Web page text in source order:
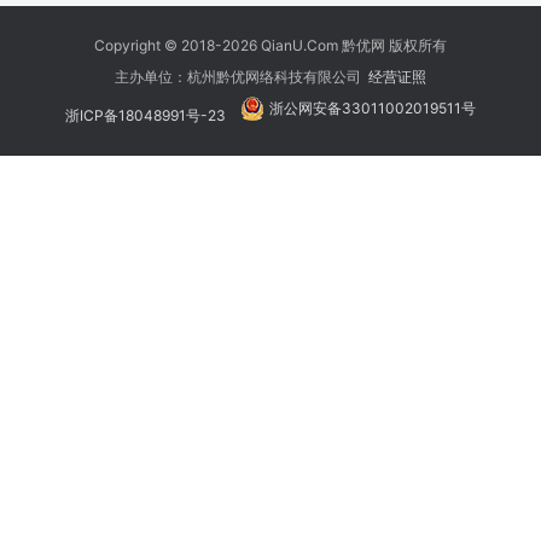
Copyright © 2018-2026 QianU.Com 黔优网 版权所有
主办单位：杭州黔优网络科技有限公司 经营证照
浙ICP备18048991号-23 浙公网安备33011002019511号